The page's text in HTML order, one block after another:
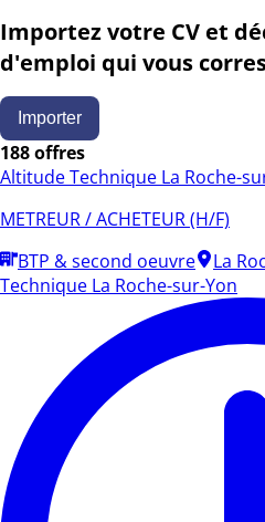
Importez votre CV et
d'emploi qui vous
Importer
188 offres
Altitude Technique La Roche-
METREUR / ACHETEUR (H/F)
BTP & second oeuvre
La
Technique La Roche-sur-Yon